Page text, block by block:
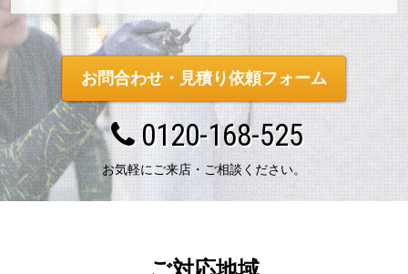
お問合わせ・見積り依頼フォーム
0120-168-525
お気軽にご来店・ご相談ください。
ご対応地域